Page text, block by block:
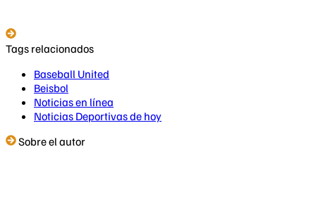
Tags relacionados
Baseball United
Beisbol
Noticias en línea
Noticias Deportivas de hoy
Sobre el autor